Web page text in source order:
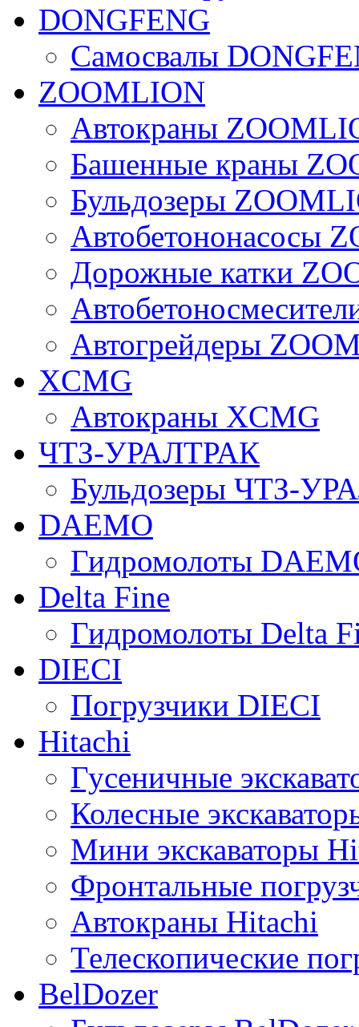
DONGFENG
Самосвалы
ZOOMLION
Автокраны
Башенные краны
Бульдозеры
Автобетононасосы
Дорожные катки
Автогрейдеры
XCMG
Автокраны XCMG
ЧТЗ-УРАЛТРАК
Бульдозеры ЧТЗ-
DAEMO
Гидромолоты
Delta Fine
Гидромолоты Delta
DIECI
Погрузчики DIECI
Hitachi
Гусеничные
Колесные
Мини экскаваторы
Фронтальные
Автокраны Hitachi
Телескопические
BelDozer